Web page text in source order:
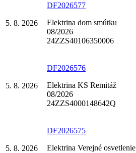
5. 8. 2026
DF2026577
Elektrina dom smútku
08/2026
24ZZS40106350006
5. 8. 2026
DF2026576
Elektrina KS Remitáž
08/2026
24ZZS4000148642Q
5. 8. 2026
DF2026575
Elektrina Verejné osvetlenie